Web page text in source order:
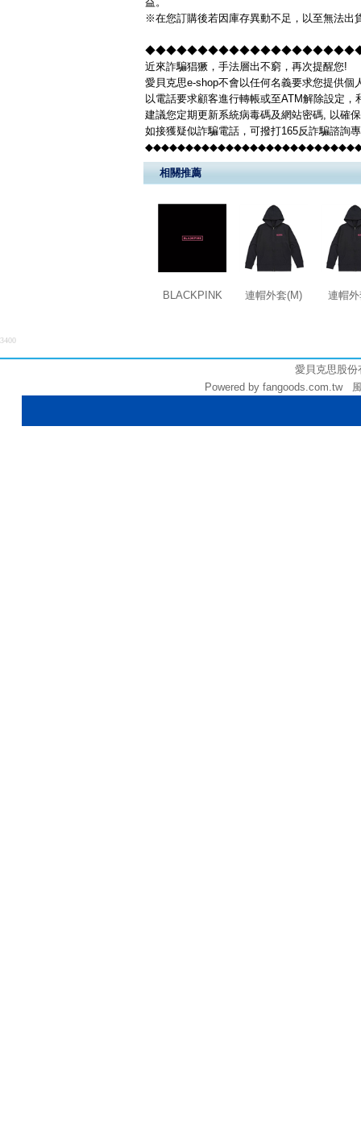
※在您訂購後若因庫存異動不足，以至無法出
◆◆◆◆◆◆◆◆◆◆◆◆◆◆◆◆◆◆◆◆◆◆◆◆
近來詐騙猖獗，手法層出不窮，再次提醒您!
愛貝克思e-shop不會以任何名義要求您提供個
以電話要求顧客進行轉帳或至ATM解除設定
建議您定期更新系統病毒碼及網站密碼, 以確
如接獲疑似詐騙電話，可撥打165反詐騙諮詢
相關推薦
BLACKPINK 連帽外套(M) 連帽
3400
愛貝克思股
Powered by fangoods.com.tw 風谷電